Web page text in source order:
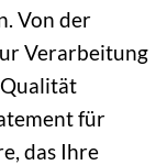
Von der
Verarbeitung
für
das Ihre